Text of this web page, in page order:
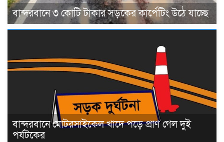
বান্দরবানে ৩ কোটি টাকার সড়কের কার্পেটিং উঠে যাচ্ছে
বান্দরবানে মোটরসাইকেল খাদে পড়ে প্রাণ গেল দুই
পর্যটকের